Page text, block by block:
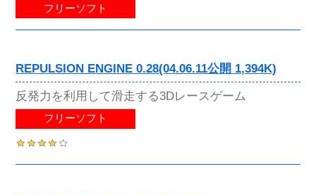
フリーソフト
REPULSION ENGINE 0.28(04.06.11公開 1,394K)
反発力を利用して滑走する3Dレースゲーム
フリーソフト